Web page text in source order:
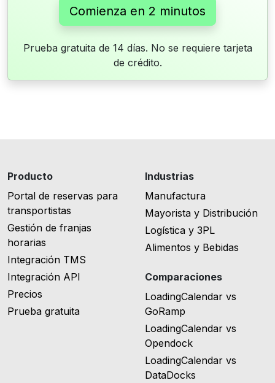
Comienza en 2 minutos
Prueba gratuita de 14 días. No se requiere tarjeta
de crédito.
Producto
Portal de reservas para
transportistas
Gestión de franjas
horarias
Integración TMS
Integración API
Precios
Prueba gratuita
Industrias
Manufactura
Mayorista y Distribución
Logística y 3PL
Alimentos y Bebidas
Comparaciones
LoadingCalendar vs
GoRamp
LoadingCalendar vs
Opendock
LoadingCalendar vs
DataDocks